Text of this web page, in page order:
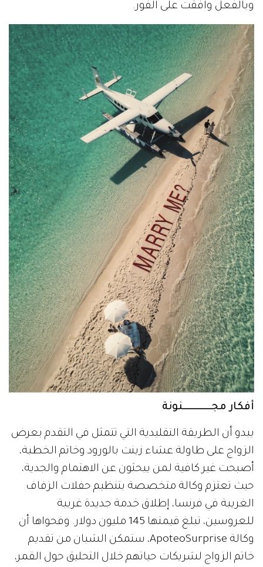
وبالفعل وافقت على الفور.
أفكار مجــــــــــــنونة
يبدو أن الطريقة التقليدية التي تتمثل في التقدم بعرض
الزواج على طاولة عشاء زينت بالورود وخاتم الخطبة،
أصبحت غير كافية لمن يبحثون عن الاهتمام والجدية،
حيث تعتزم وكالة متخصصة بتنظيم حفلات الزفاف
الغريبة في فرنسا، إطلاق خدمة جديدة غريبة
للعروسين، تبلغ قيمتها 145 مليون دولار. وفحواها أن
وكالة ApoteoSurprise، ستمكن الشبان من تقديم
خاتم الزواج لشريكات حياتهم خلال التحليق حول القمر،